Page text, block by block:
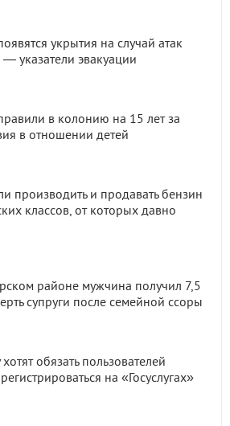
укрытия на случай атак
указатели эвакуации
в колонию на 15 лет за
в отношении детей
производить и продавать бензин
классов, от которых давно
районе мужчина получил 7,5
супруги после семейной ссоры
обязать пользователей
на «Госуслугах»